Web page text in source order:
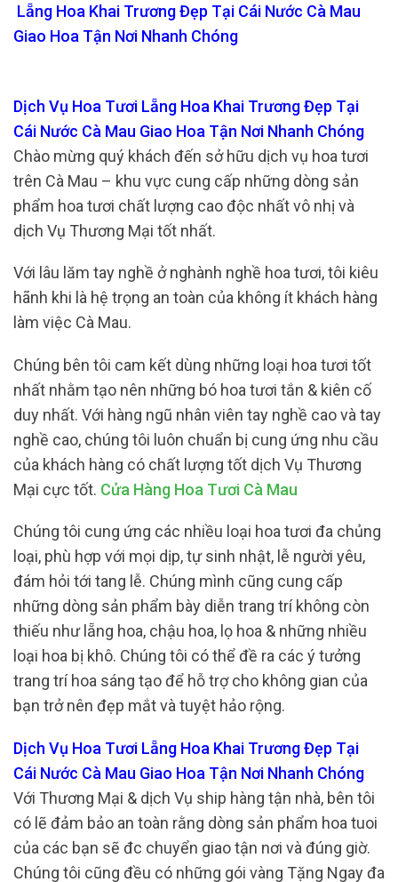
Lẵng Hoa Khai Trương Đẹp Tại Cái Nước Cà Mau
Giao Hoa Tận Nơi Nhanh Chóng
Dịch Vụ Hoa Tươi Lẵng Hoa Khai Trương Đẹp Tại
Cái Nước Cà Mau Giao Hoa Tận Nơi Nhanh Chóng
Chào mừng quý khách đến sở hữu dịch vụ hoa tươi
trên Cà Mau – khu vực cung cấp những dòng sản
phẩm hoa tươi chất lượng cao độc nhất vô nhị và
dịch Vụ Thương Mại tốt nhất.
Với lâu lăm tay nghề ở nghành nghề hoa tươi, tôi kiêu
hãnh khi là hệ trọng an toàn của không ít khách hàng
làm việc Cà Mau.
Chúng bên tôi cam kết dùng những loại hoa tươi tốt
nhất nhằm tạo nên những bó hoa tươi tắn & kiên cố
duy nhất. Với hàng ngũ nhân viên tay nghề cao và tay
nghề cao, chúng tôi luôn chuẩn bị cung ứng nhu cầu
của khách hàng có chất lượng tốt dịch Vụ Thương
Mại cực tốt. Cửa Hàng Hoa Tươi Cà Mau
Chúng tôi cung ứng các nhiều loại hoa tươi đa chủng
loại, phù hợp với mọi dịp, tự sinh nhật, lễ người yêu,
đám hỏi tới tang lễ. Chúng mình cũng cung cấp
những dòng sản phẩm bày diễn trang trí không còn
thiếu như lẵng hoa, chậu hoa, lọ hoa & những nhiều
loại hoa bị khô. Chúng tôi có thể đề ra các ý tưởng
trang trí hoa sáng tạo để hỗ trợ cho không gian của
bạn trở nên đẹp mắt và tuyệt hảo rộng.
Dịch Vụ Hoa Tươi Lẵng Hoa Khai Trương Đẹp Tại
Cái Nước Cà Mau Giao Hoa Tận Nơi Nhanh Chóng
Với Thương Mại & dịch Vụ ship hàng tận nhà, bên tôi
có lẽ đảm bảo an toàn rằng dòng sản phẩm hoa tuoi
của các bạn sẽ đc chuyển giao tận nơi và đúng giờ.
Chúng tôi cũng đều có những gói vàng Tặng Ngay đa